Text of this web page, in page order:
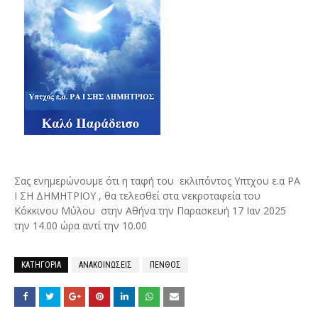
Σας ενημερώνουμε ότι η ταφή του εκλιπόντος Υπτχου ε.α ΡΑ
Ι ΣΗ ΔΗΜΗΤΡΙΟΥ , θα τελεσθεί στα νεκροταφεία του
Κόκκινου Μύλου στην Αθήνα την Παρασκευή 17 Ιαν 2025
την 14.00 ώρα αντί την 10.00
ΚΑΤΗΓΟΡΙΑ ΑΝΑΚΟΙΝΩΣΕΙΣ ΠΕΝΘΟΣ